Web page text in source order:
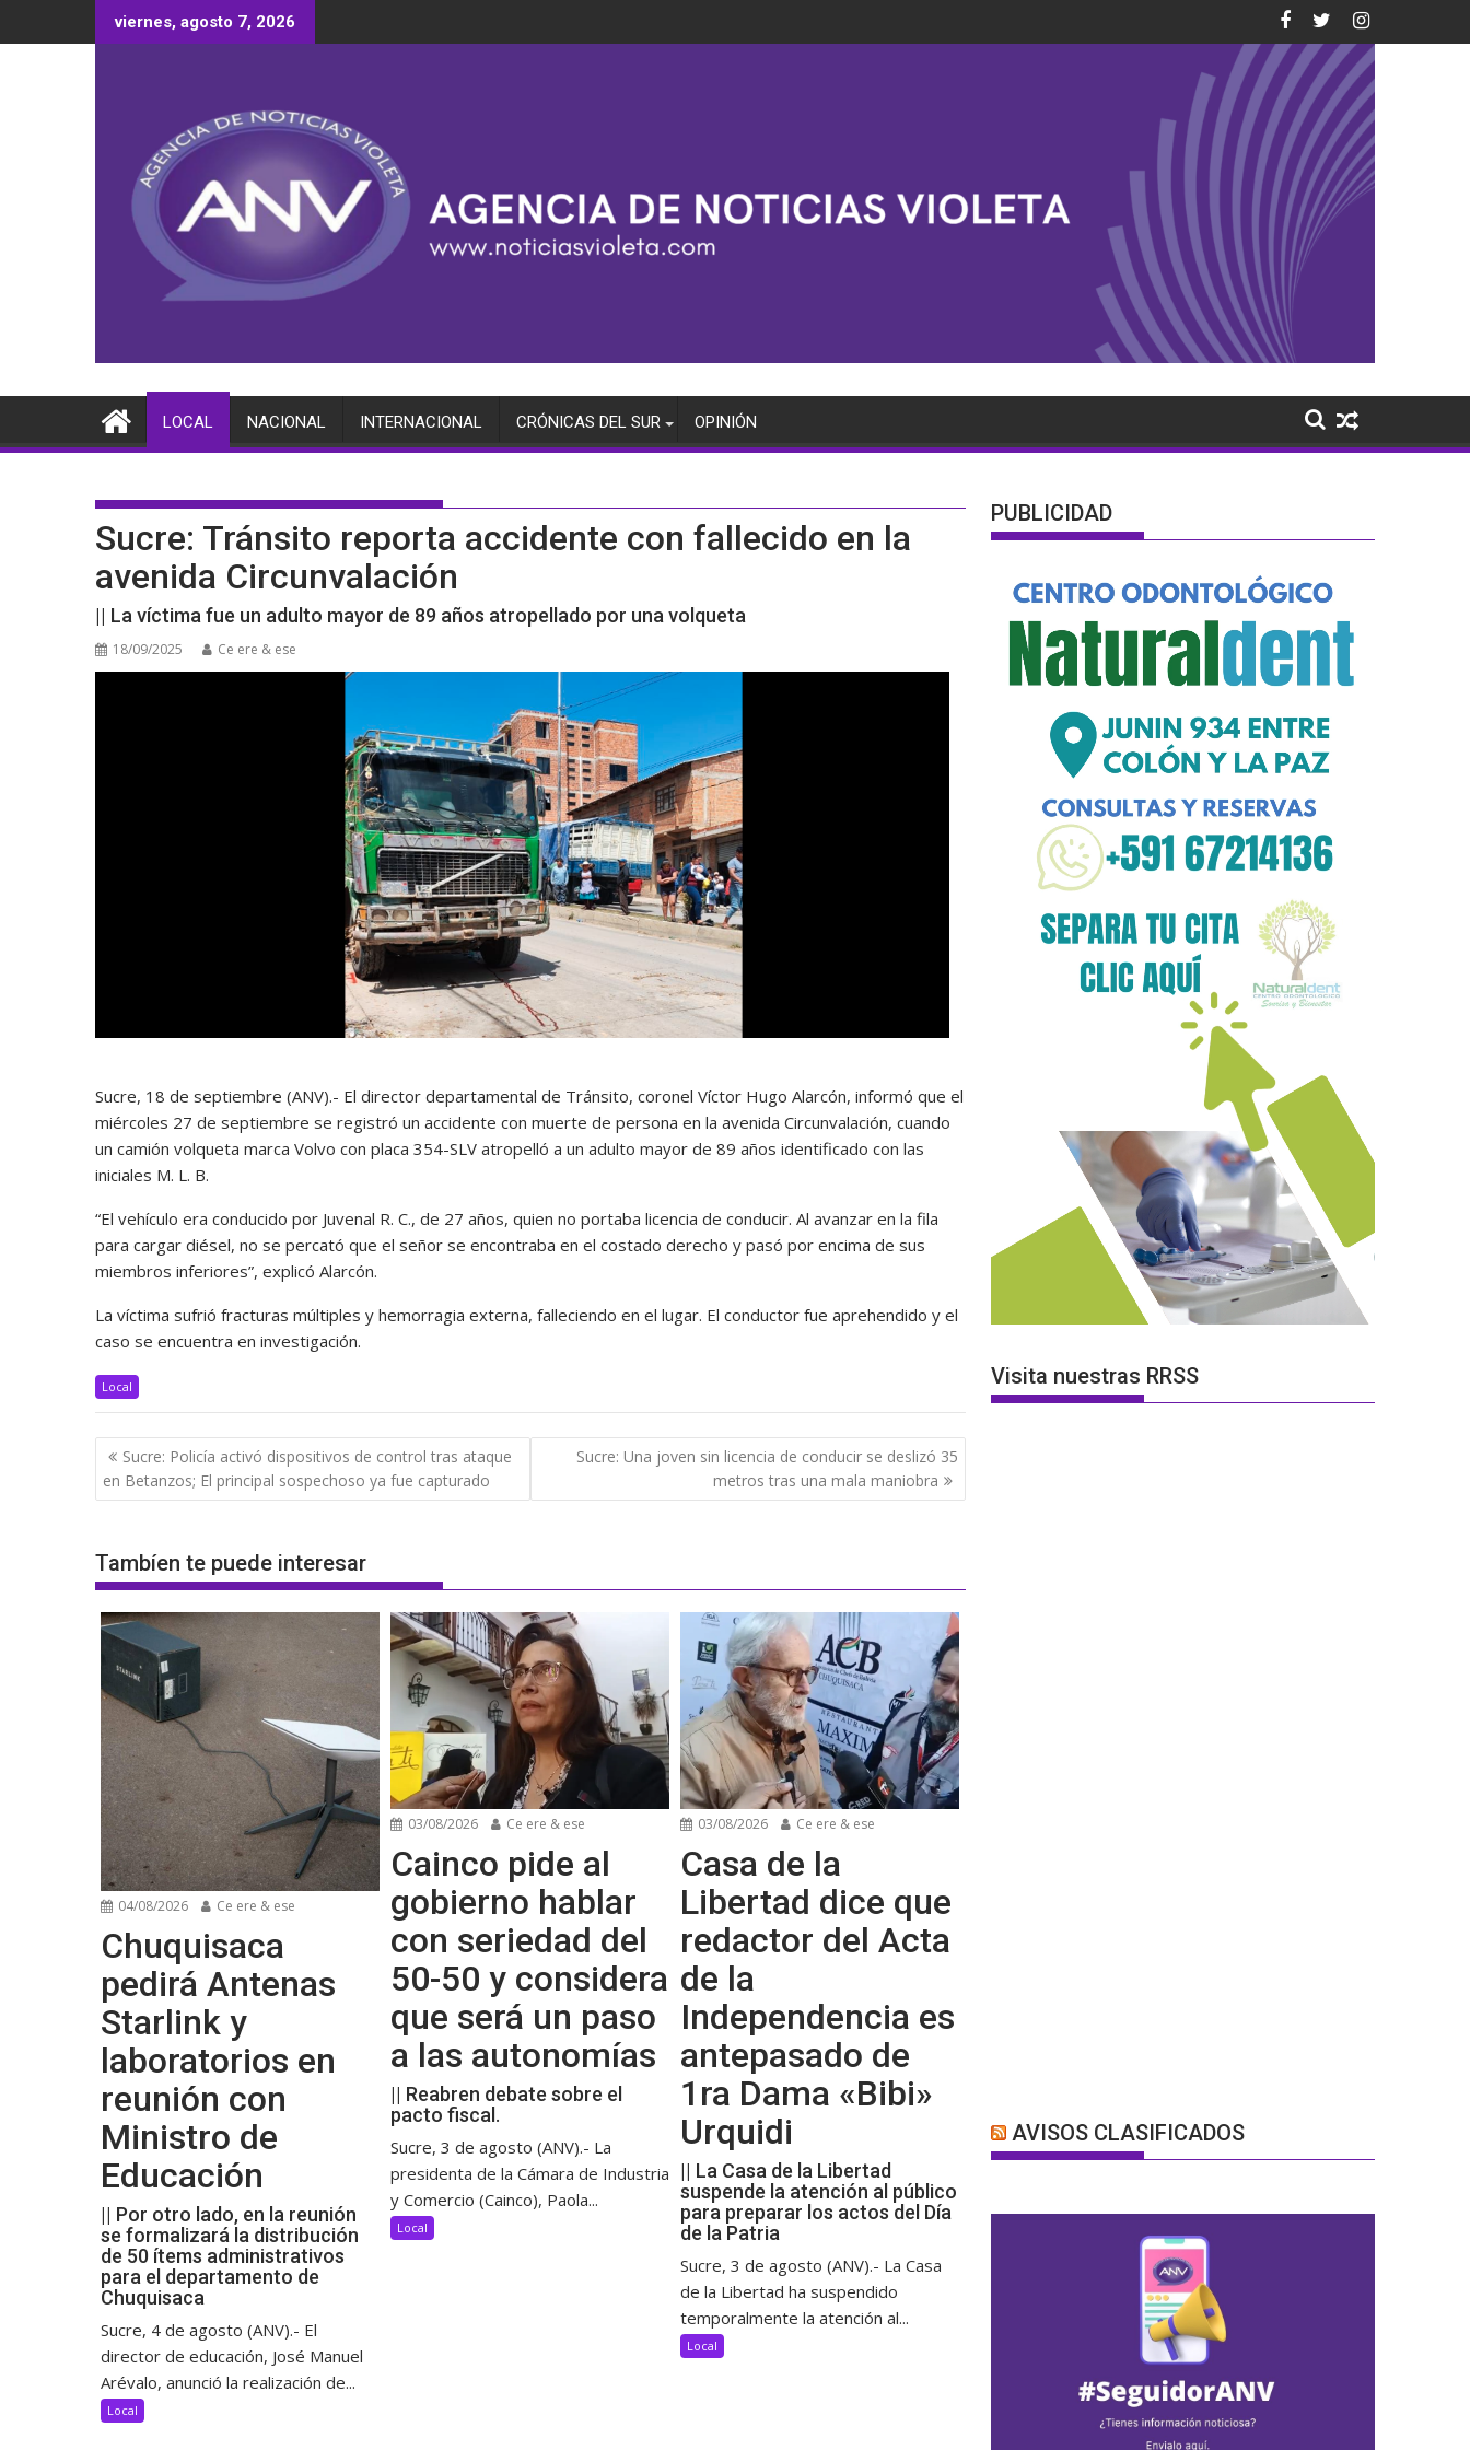
al
viernes, agosto 7, 2026
LOCAL NACIONAL INTERNACIONAL CRÓNICAS DEL SUR OPINIÓN
Sucre: Tránsito reporta accidente con fallecido en la
avenida Circunvalación
|| La víctima fue un adulto mayor de 89 años atropellado por una volqueta
18/09/2025 Ce ere & ese
Sucre, 18 de septiembre (ANV).- El director departamental de Tránsito, coronel Víctor Hugo Alarcón, informó que el
miércoles 27 de septiembre se registró un accidente con muerte de persona en la avenida Circunvalación, cuando
un camión volqueta marca Volvo con placa 354-SLV atropelló a un adulto mayor de 89 años identificado con las
iniciales M. L. B.
“El vehículo era conducido por Juvenal R. C., de 27 años, quien no portaba licencia de conducir. Al avanzar en la fila
para cargar diésel, no se percató que el señor se encontraba en el costado derecho y pasó por encima de sus
miembros inferiores”, explicó Alarcón.
La víctima sufrió fracturas múltiples y hemorragia externa, falleciendo en el lugar. El conductor fue aprehendido y el
caso se encuentra en investigación.
Local
Navegación
de
entradas
Sucre: Policía activó dispositivos de control tras ataque
en Betanzos; El principal sospechoso ya fue capturado
Sucre: Una joven sin licencia de conducir se deslizó 35
metros tras una mala maniobra
Tambíen te puede interesar
04/08/2026 Ce ere & ese
Chuquisaca
pedirá Antenas
Starlink y
laboratorios en
reunión con
Ministro de
Educación
|| Por otro lado, en la reunión
se formalizará la distribución
de 50 ítems administrativos
para el departamento de
Chuquisaca
Sucre, 4 de agosto (ANV).- El
director de educación, José Manuel
Arévalo, anunció la realización de...
Local
03/08/2026 Ce ere & ese
Cainco pide al
gobierno hablar
con seriedad del
50-50 y considera
que será un paso
a las autonomías
|| Reabren debate sobre el
pacto fiscal.
Sucre, 3 de agosto (ANV).- La
presidenta de la Cámara de Industria
y Comercio (Cainco), Paola...
Local
03/08/2026 Ce ere & ese
Casa de la
Libertad dice que
redactor del Acta
de la
Independencia es
antepasado de
1ra Dama «Bibi»
Urquidi
|| La Casa de la Libertad
suspende la atención al público
para preparar los actos del Día
de la Patria
Sucre, 3 de agosto (ANV).- La Casa
de la Libertad ha suspendido
temporalmente la atención al...
Local
PUBLICIDAD
Visita nuestras RRSS
AVISOS CLASIFICADOS